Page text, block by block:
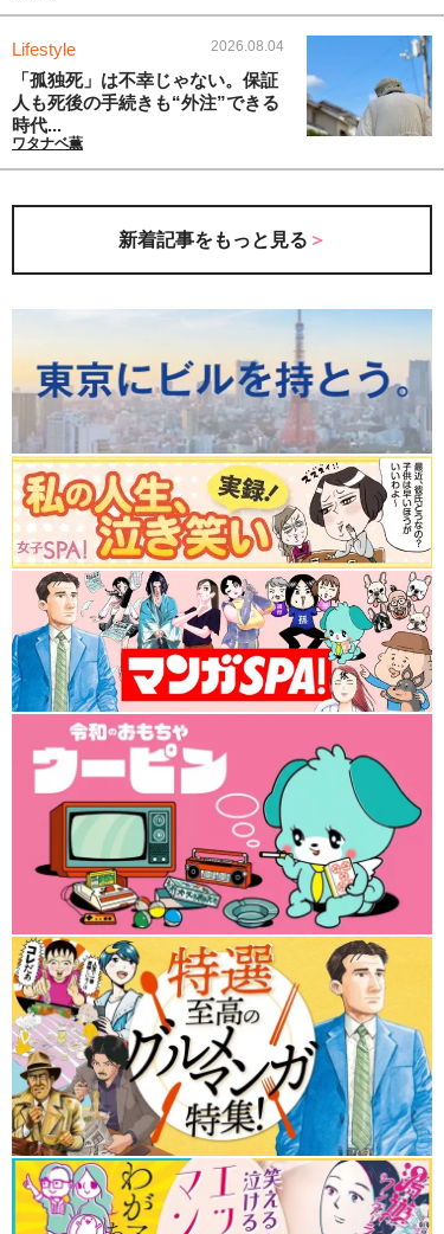
Lifestyle 2026.08.04
「孤独死」は不幸じゃない。保証
人も死後の手続きも“外注”できる
時代...
ワタナベ薫
新着記事をもっと見る